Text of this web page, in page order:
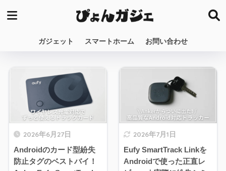
ガジェット スマートホーム お問い合わせ
2026年6月27日
Androidのカード型紛失
防止タグのベストバイ！
2026年7月1日
Eufy SmartTrack Linkを
Androidで使った正直レ